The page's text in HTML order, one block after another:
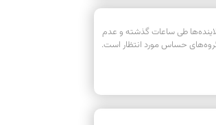
طی ساعات گذشته و عدم
گروه‌های حساس مورد انتظار است.